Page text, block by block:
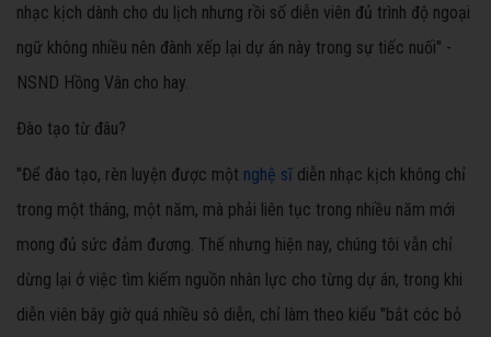
nhạc kịch dành cho du lịch nhưng rồi số diễn viên đủ trình độ ngoại
ngữ không nhiều nên đành xếp lại dự án này trong sự tiếc nuối" -
NSND Hồng Vân cho hay.
Đào tạo từ đâu?
"Để đào tạo, rèn luyện được một nghệ sĩ diễn nhạc kịch không chỉ
trong một tháng, một năm, mà phải liên tục trong nhiều năm mới
mong đủ sức đảm đương. Thế nhưng hiện nay, chúng tôi vẫn chỉ
dừng lại ở việc tìm kiếm nguồn nhân lực cho từng dự án, trong khi
diễn viên bây giờ quá nhiều sô diễn, chỉ làm theo kiểu "bắt cóc bỏ